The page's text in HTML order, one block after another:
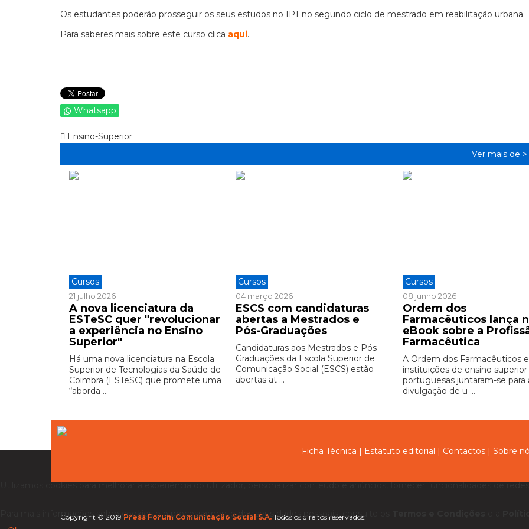
Os estudantes poderão prosseguir os seus estudos no IPT no segundo ciclo de mestrado em reabilitação urbana.
Para saberes mais sobre este curso clica aqui.
Whatsapp
Ensino-Superior
Ver mais de >
Cursos
21 julho 2026
A nova licenciatura da
ESTeSC quer "revolucionar
a experiência no Ensino
Superior"
Há uma nova licenciatura na Escola
Superior de Tecnologias da Saúde de
Coimbra (ESTeSC) que promete uma
“aborda ...
Cursos
04 março 2026
ESCS com candidaturas
abertas a Mestrados e
Pós-Graduações
Candidaturas aos Mestrados e Pós-
Graduações da Escola Superior de
Comunicação Social (ESCS) estão
abertas at ...
Cursos
08 junho 2026
Ordem dos
Farmacêuticos lança
eBook sobre a
Farmacêutica
A Ordem dos Farmacêuticos
instituições de ensino superior
portuguesas juntaram-se para
divulgação de u ...
Ficha Técnica | Estatuto editorial | Contactos | Sobre
Copyright © 2019 Press Forum Comunicação Social S.A. Todos os direitos reservados.
Utilizamos cookies para melhorar a experiência do utilizador, personalizar conteúdo e anúncios, fornecer funcionalidades de
Para mais informações sobre cookies e o processamento dos seus dados pessoais, consulte os